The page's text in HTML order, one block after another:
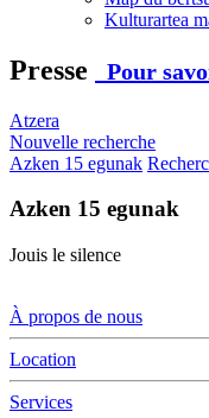
Kulturartea
Presse Pour
Atzera
Nouvelle recherche
Azken 15 egunak
Azken 15 egunak
Jouis le silence
À propos de nous
Location
Services